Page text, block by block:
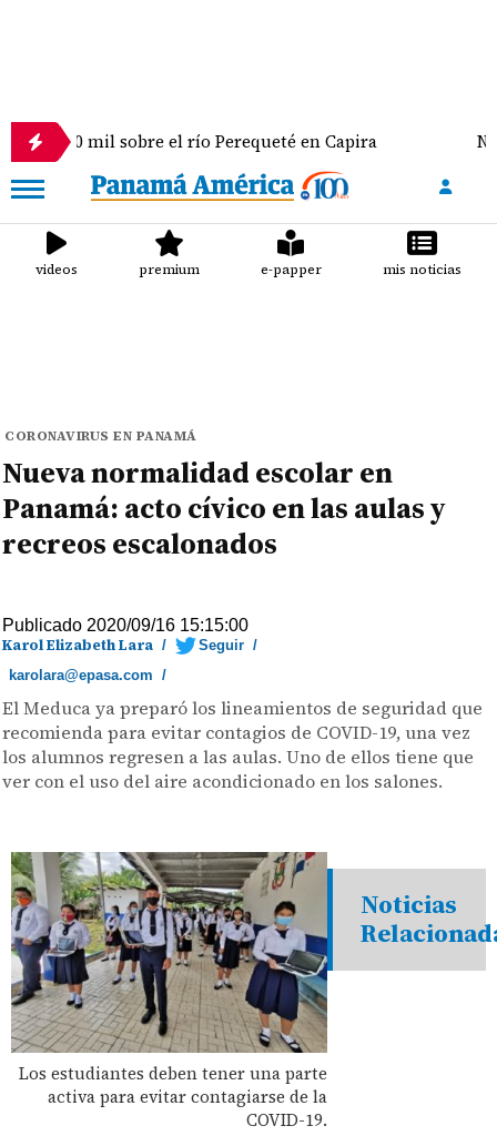
el río Perequeté en Capira Nuevo
videos premium e-papper mis noticias
CORONAVIRUS EN PANAMÁ
Nueva normalidad escolar en
Panamá: acto cívico en las aulas y
recreos escalonados
Publicado 2020/09/16 15:15:00
Karol Elizabeth Lara / Seguir /
karolara@epasa.com /
El Meduca ya preparó los lineamientos de seguridad que
recomienda para evitar contagios de COVID-19, una vez
los alumnos regresen a las aulas. Uno de ellos tiene que
ver con el uso del aire acondicionado en los salones.
Los estudiantes deben tener una parte
activa para evitar contagiarse de la
COVID-19.
Noticias